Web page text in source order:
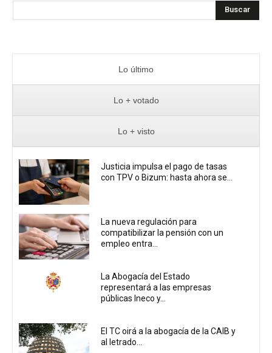
Buscar
Lo último
Lo + votado
Lo + visto
Justicia impulsa el pago de tasas
con TPV o Bizum: hasta ahora se...
La nueva regulación para
compatibilizar la pensión con un
empleo entra...
La Abogacía del Estado
representará a las empresas
públicas Ineco y...
El TC oirá a la abogacía de la CAIB y
al letrado...